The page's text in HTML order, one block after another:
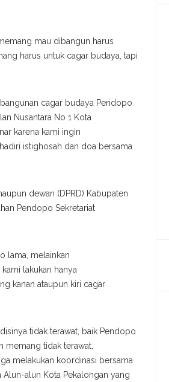
mau dibangun harus
harus untuk cagar budaya, tapi
cagar budaya Pendopo
Nusantara No 1 Kota
karena kami ingin
istighosah dan doa bersama
dewan (DPRD) Kabupaten
Pendopo Sekretariat
lama, melainkan
lakukan hanya
kanan ataupun kiri cagar
tidak terawat, baik Pendopo
memang tidak terawat,
melakukan koordinasi bersama
alun Kota Pekalongan yang